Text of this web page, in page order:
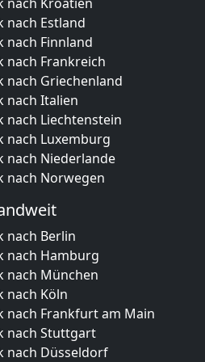
nach Estland
nach Finnland
nach Frankreich
nach Griechenland
nach Italien
nach Liechtenstein
nach Luxemburg
nach Niederlande
nach Norwegen
nach Berlin
nach Hamburg
nach München
nach Köln
nach Frankfurt am Main
nach Stuttgart
nach Düsseldorf